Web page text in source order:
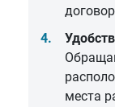
места